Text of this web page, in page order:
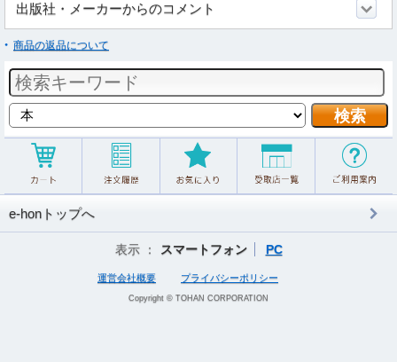
出版社・メーカーからのコメント
商品の返品について
e-honトップへ
表示 ： スマートフォン PC
運営会社概要 プライバシーポリシー
Copyright © TOHAN CORPORATION